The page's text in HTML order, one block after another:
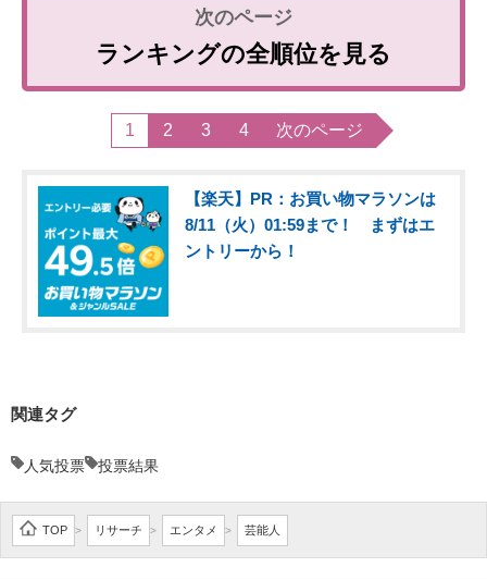
ランキングの全順位を見る
1 2 3 4 次のページ
【楽天】PR：お買い物マラソンは
8/11（火）01:59まで！ まずはエ
ントリーから！
関連タグ
人気投票 投票結果
TOP > リサーチ > エンタメ > 芸能人